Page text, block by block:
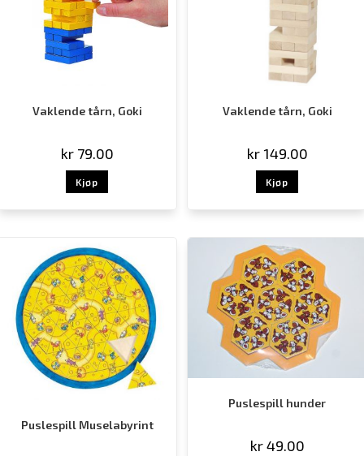
Vaklende tårn, Goki
kr79.00
Kjøp
Vaklende tårn, Goki
kr149.00
Kjøp
Puslespill Muselabyrint
Puslespill hunder
kr49.00